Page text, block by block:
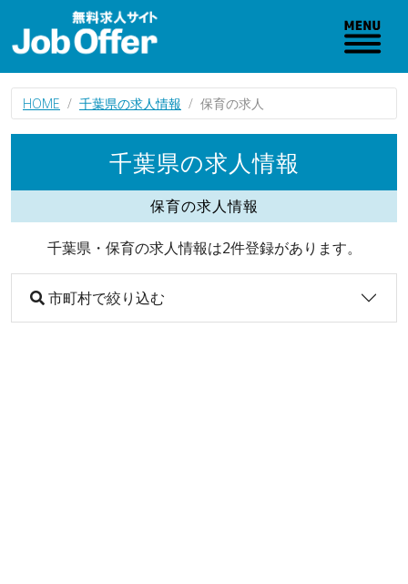
HOME 千葉県の求人情報 保育の求人
千葉県の求人情報
保育の求人情報
千葉県・保育の求人情報は2件登録があります。
市町村で絞り込む